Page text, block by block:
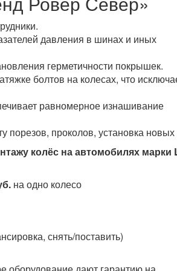
давления в шинах и иных
герметичности покрышек.
болтов на колесах, что
равномерное изнашивание
проколов, установка новых
колёс на автомобилях марки
на одно колесо
снять/поставить)